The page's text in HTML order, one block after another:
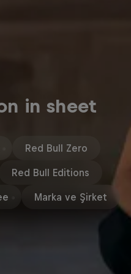
in sheet
Red Bull Zero
Red Bull Editions
Marka ve Şirket